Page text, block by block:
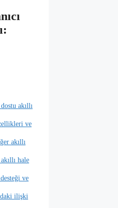
akıllı
ve
akıllı
hale
ve
ilişki